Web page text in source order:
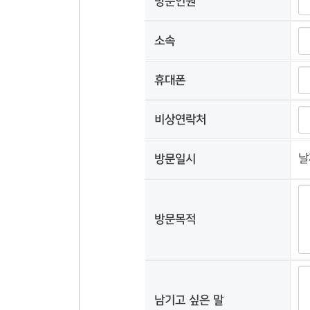
소속
휴대폰
비상연락처
방문일시
방문목적
남기고 싶은 말